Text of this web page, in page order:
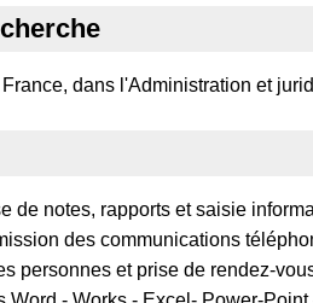
dans l'Administration et
de notes, rapports et saisie
des communications
personnes et prise de rendez-